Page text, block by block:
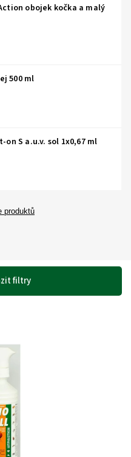
obojek kočka a malý
500 ml
on S a.u.v. sol 1x0,67 ml
produktů